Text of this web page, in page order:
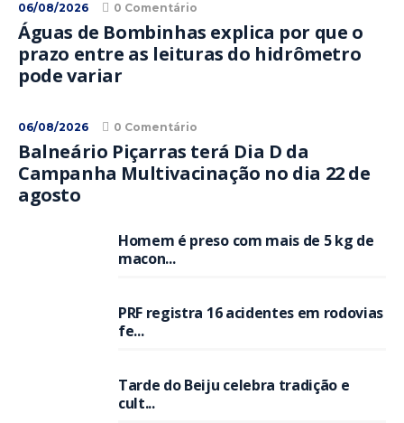
06/08/2026 0 Comentário
Águas de Bombinhas explica por que o
prazo entre as leituras do hidrômetro
pode variar
06/08/2026 0 Comentário
Balneário Piçarras terá Dia D da
Campanha Multivacinação no dia 22 de
agosto
Homem é preso com mais de 5 kg de
macon...
PRF registra 16 acidentes em rodovias
fe...
Tarde do Beiju celebra tradição e
cult...